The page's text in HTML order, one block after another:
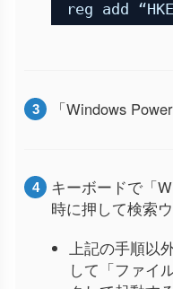
reg add
「Windows
キーボードで「
時に押して検索
上記の手順以
して「ファイ